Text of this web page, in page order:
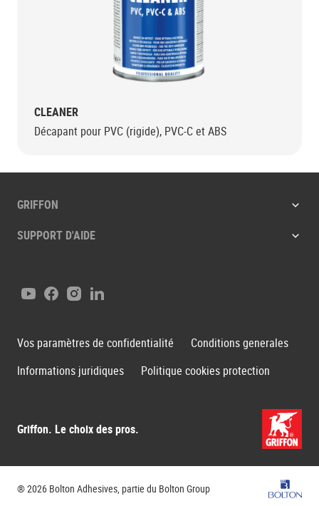
CLEANER
Décapant pour PVC (rigide), PVC-C et ABS
GRIFFON
SUPPORT D'AIDE
Griffon. Le choix des pros.
YoutubeFacebook
Instagram
LinkedIn
Vos paramètres de confidentialité
Conditions generales
Informations juridiques
Politique cookies protection
® 2026 Bolton Adhesives, partie du Bolton Group